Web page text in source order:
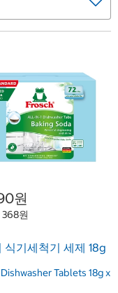
원
원
식기세척기 세제 18g
Tablets 18g x